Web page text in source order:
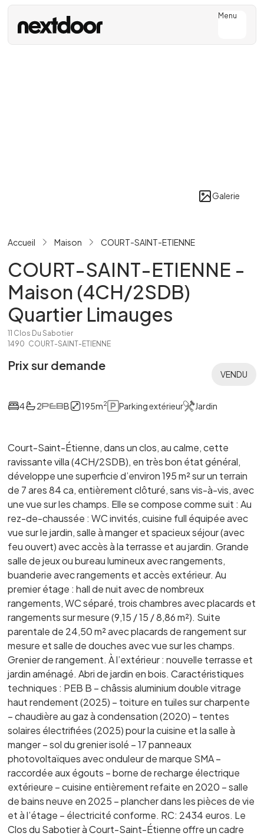
Menu
Galerie
Accueil Maison COURT-SAINT-ETIENNE
COURT-SAINT-ETIENNE -
Maison (4CH/2SDB)
Quartier Limauges
11 Clos Du Sabotier
1490 COURT-SAINT-ETIENNE
Prix sur demande
VENDU
4 2 B 195m2 Parking extérieur Jardin
Court-Saint-Étienne, dans un clos, au calme, cette
ravissante villa (4CH/2SDB), en très bon état général,
développe une superficie d’environ 195 m² sur un terrain
de 7 ares 84 ca, entièrement clôturé, sans vis-à-vis, avec
une vue sur les champs. Elle se compose comme suit : Au
rez-de-chaussée : WC invités, cuisine full équipée avec
vue sur le jardin, salle à manger et spacieux séjour (avec
feu ouvert) avec accès à la terrasse et au jardin. Grande
salle de jeux ou bureau lumineux avec rangements,
buanderie avec rangements et accès extérieur. Au
premier étage : hall de nuit avec de nombreux
rangements, WC séparé, trois chambres avec placards et
rangements sur mesure (9,15 / 15 / 8,86 m²). Suite
parentale de 24,50 m² avec placards de rangement sur
mesure et salle de douches avec vue sur les champs.
Grenier de rangement. À l’extérieur : nouvelle terrasse et
jardin aménagé. Abri de jardin en bois. Caractéristiques
techniques : PEB B – châssis aluminium double vitrage
haut rendement (2025) – toiture en tuiles sur charpente
– chaudière au gaz à condensation (2020) – tentes
solaires électrifiées (2025) pour la cuisine et la salle à
manger – sol du grenier isolé – 17 panneaux
photovoltaïques avec onduleur de marque SMA –
raccordée aux égouts – borne de recharge électrique
extérieure – cuisine entièrement refaite en 2020 – salle
de bains neuve en 2025 – plancher dans les pièces de vie
et à l’étage – électricité conforme. RC: 2434 euros. Le
Clos du Sabotier à Court-Saint-Étienne offre un cadre